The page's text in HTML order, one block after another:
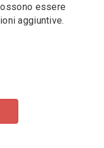
essere
aggiuntive.